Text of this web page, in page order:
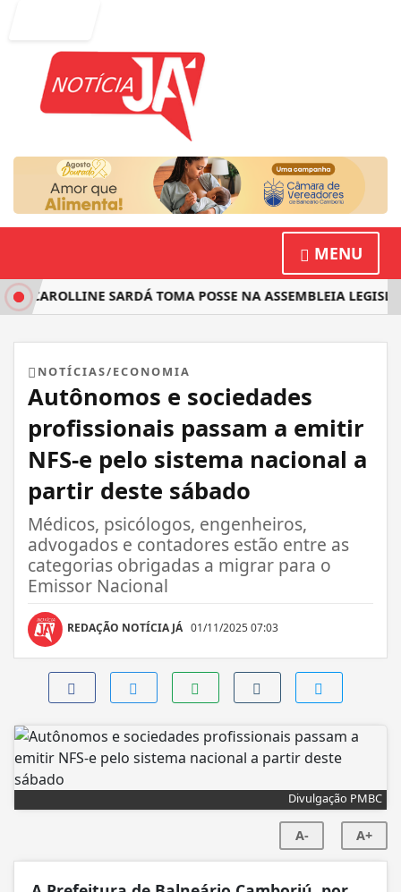
MENU
CAROLLINE SARDÁ TOMA POSSE NA ASSEMBLEIA
NOTÍCIAS/ECONOMIA
Autônomos e sociedades
profissionais passam a emitir
NFS-e pelo sistema nacional a
partir deste sábado
Médicos, psicólogos, engenheiros,
advogados e contadores estão entre as
categorias obrigadas a migrar para o
Emissor Nacional
REDAÇÃO NOTÍCIA JÁ 01/11/2025 07:03
Divulgação PMBC
A- A+